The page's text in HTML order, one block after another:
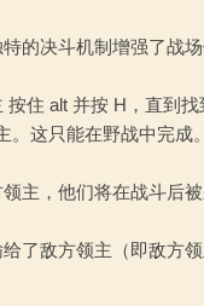
的决斗机制增强了战场
按住 alt 并按 H，直到
。这只能在野战中完成。
主，他们将在战斗后
给了敌方领主（即敌方